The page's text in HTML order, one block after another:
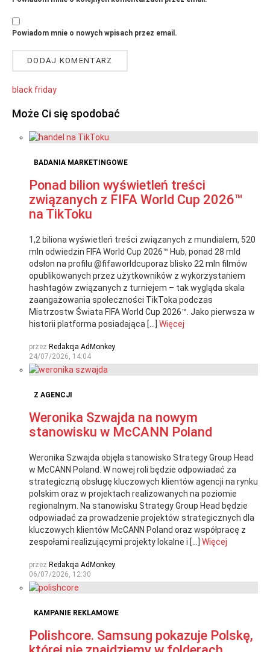
Powiadom mnie o nowych wpisach przez email.
black friday
Może Ci się spodobać
BADANIA MARKETINGOWE
Ponad bilion wyświetleń treści
związanych z FIFA World Cup 2026™
na TikToku
1,2 biliona wyświetleń treści związanych z mundialem, 520
mln odwiedzin FIFA World Cup 2026™ Hub, ponad 28 mld
odsłon na profilu @fifaworldcuporaz blisko 22 mln filmów
opublikowanych przez użytkowników z wykorzystaniem
hashtagów związanych z turniejem – tak wygląda skala
zaangażowania społeczności TikToka podczas
Mistrzostw Świata FIFA World Cup 2026™. Jako pierwsza w
historii platforma posiadająca […] Więcej
przez Redakcja AdMonkey
24/07/2026, 14:04
Z AGENCJI
Weronika Szwajda na nowym
stanowisku w McCANN Poland
Weronika Szwajda objęła stanowisko Strategy Group Head
w McCANN Poland. W nowej roli będzie odpowiadać za
strategiczną obsługę kluczowych klientów agencji na rynku
polskim oraz w projektach realizowanych na poziomie
regionalnym. Na stanowisku Strategy Group Head będzie
odpowiadać za prowadzenie projektów strategicznych dla
kluczowych klientów McCANN Poland oraz współpracę z
zespołami realizującymi projekty lokalne i […] Więcej
przez Redakcja AdMonkey
06/07/2026, 12:30
KAMPANIE REKLAMOWE
Polishcore. Samsung pokazuje Polskę,